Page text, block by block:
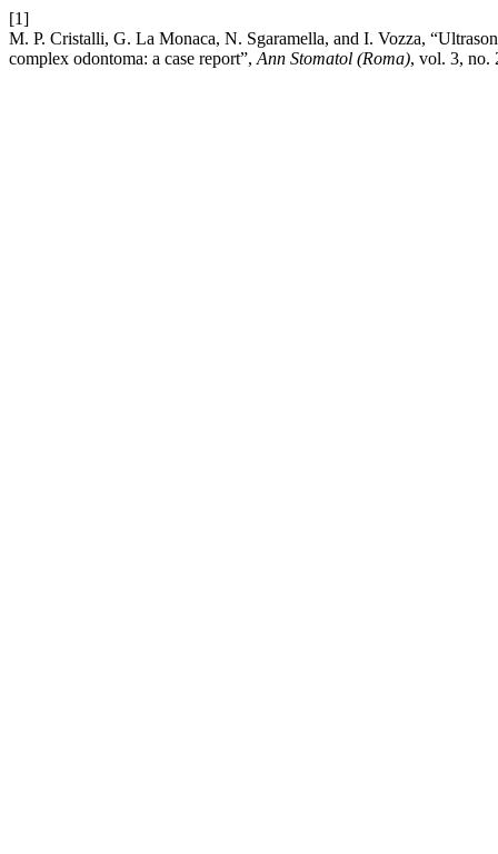
[1]
M. P. Cristalli, G. La Monaca, N. Sgaramella, and I. Vozza,
complex odontoma: a case report”, Ann Stomatol (Roma), vol. 3, no.